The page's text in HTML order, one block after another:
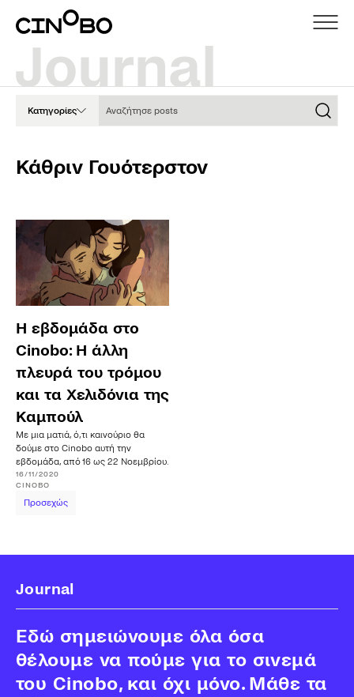
Κατηγορίες
Κάθριν Γουότερστον
Η εβδομάδα στο
Cinobo: Η άλλη
πλευρά του τρόμου
και τα Χελιδόνια της
Καμπούλ
Με μια ματιά, ό,τι καινούριο θα
δούμε στο Cinobo αυτή την
εβδομάδα, από 16 ως 22 Νοεμβρίου.
16/11/2020
CINOBO
Προσεχώς
Journal
Εδώ σημειώνουμε όλα όσα
θέλουμε να πούμε για το σινεμά
του Cinobo, και όχι μόνο. Μάθε τα